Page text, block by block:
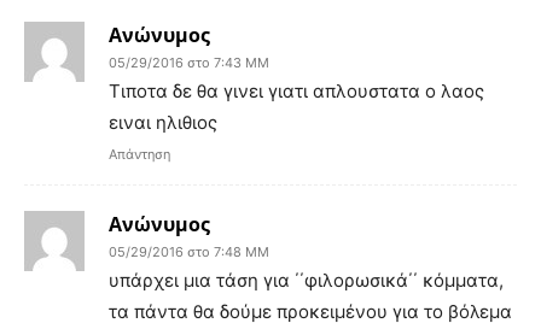
Ανώνυμος
05/29/2016 στο 7:43 ΜΜ
Τιποτα δε θα γινει γιατι απλουστατα ο λαος
ειναι ηλιθιος
Απάντηση
Ανώνυμος
05/29/2016 στο 7:48 ΜΜ
υπάρχει μια τάση για ΄΄φιλορωσικά΄΄ κόμματα,
τα πάντα θα δούμε προκειμένου για το βόλεμα